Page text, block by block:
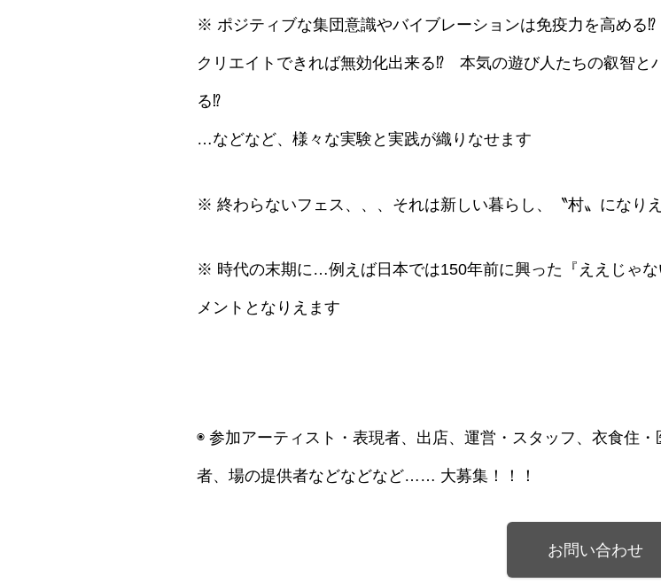
※ ポジティブな集団意識やバイブレーションは免疫力を高め
クリエイトできれば無効化出来る⁉︎ 本気の遊び人たちの叡智と
る⁉︎
…などなど、様々な実験と実践が織りなせます
※ 終わらないフェス、、、それは新しい暮らし、〝村〟になり
※ 時代の末期に…例えば日本では150年前に興った『ええじゃ
メントとなりえます
◉ 参加アーティスト・表現者、出店、運営・スタッフ、衣食住
者、場の提供者などなどなど…… 大募集！！！
お問い合わせ